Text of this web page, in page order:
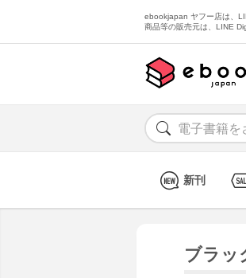
ebookjapan ヤフー店は、
商品等の販売元は、LINE
新刊
ブラッ